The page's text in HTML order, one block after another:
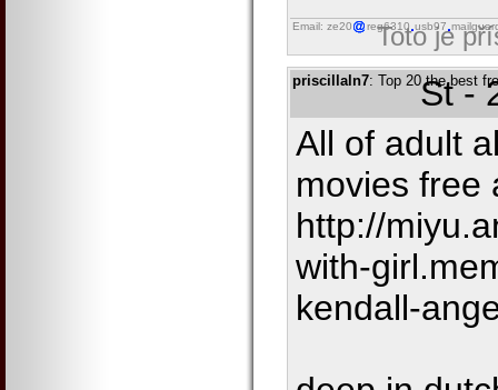
Email: ze20 reg6310 usb97
Toto je
priscillaln7: Top 20 the best
St -
All of adult
movies free
http://
with-
kendall-